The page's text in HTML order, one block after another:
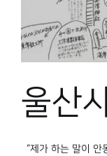
울산
“제가 하는 말이 안